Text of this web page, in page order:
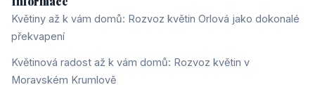
Květiny až k vám domů: Rozvoz květin Orlová jako dokonalé
překvapení
Květinová radost až k vám domů: Rozvoz květin v
Moravském Krumlově